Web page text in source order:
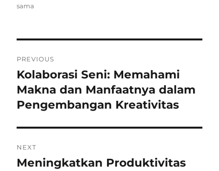
sama
navigation
PREVIOUS
Previous
post:
Kolaborasi Seni: Memahami
Makna dan Manfaatnya dalam
Pengembangan Kreativitas
NEXT
Next
Meningkatkan Produktivitas